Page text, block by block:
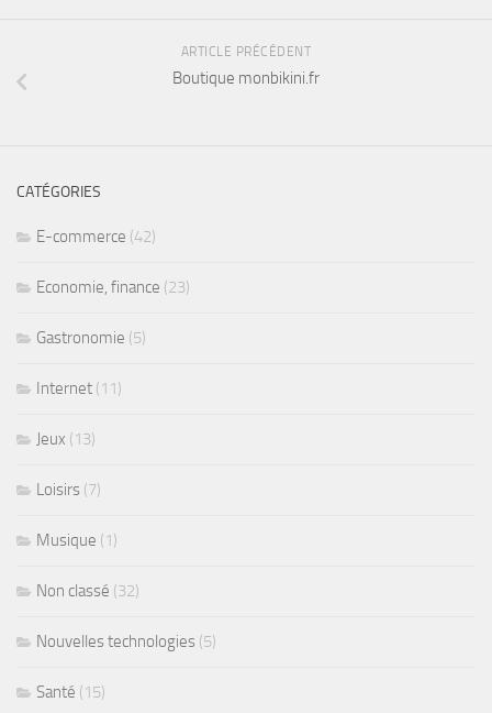
ARTICLE PRÉCÉDENT
Boutique monbikini.fr
CATÉGORIES
E-commerce (42)
Economie, finance (23)
Gastronomie (5)
Internet (11)
Jeux (13)
Loisirs (7)
Musique (1)
Non classé (32)
Nouvelles technologies (5)
Santé (15)